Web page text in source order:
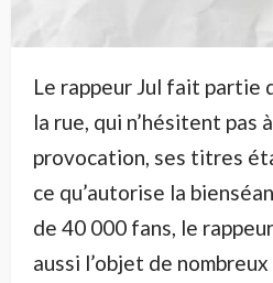
Le rappeur Jul fait partie
la rue, qui n’hésitent pas
provocation, ses titres
ce qu’autorise la
de 40 000 fans, le
aussi l’objet de